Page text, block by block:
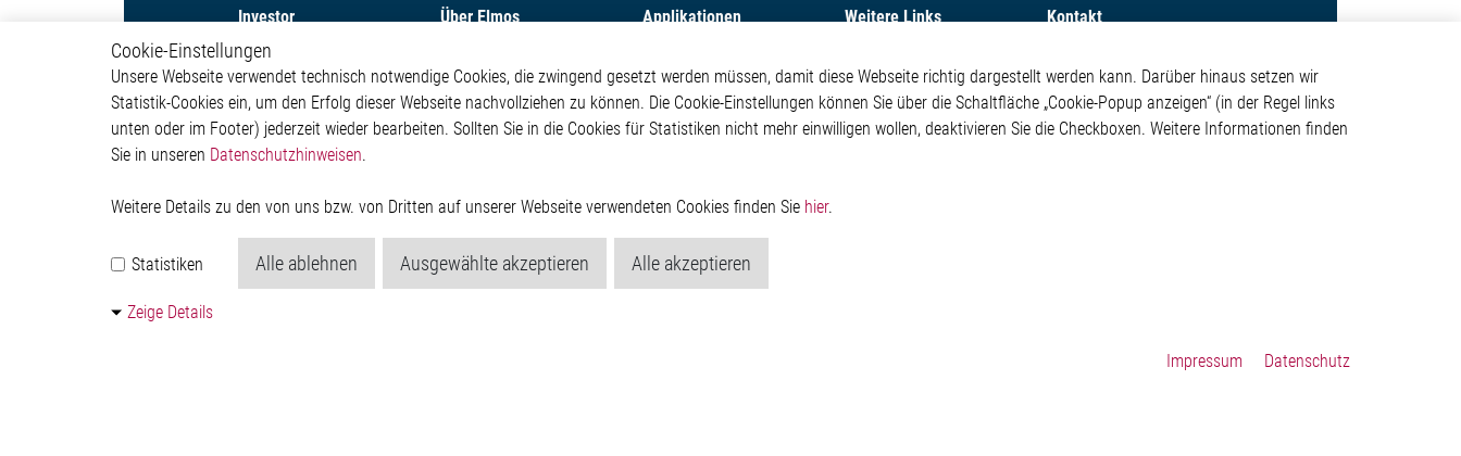
Investor
Capital Markets Day 2026
Aktie
Finanznachrichten
Finanzberichte &
Präsentationen
Regulatorische
Bekanntmachungen
Hauptversammlung
Finanzkalender &
Über Elmos
Investor
Newsroom
Applikationen
Our Solutions
Non-Automotive
Virtueller Messestand
Weitere Links
Kontakt
Hinweisgeberschutzsystem
Rechtliches
Kontakt
Werkstättenstraße 18
51379 Leverkusen
Telefon: +49 (0) 2171 / 40
Cookie-Einstellungen
Unsere Webseite verwendet technisch notwendige Cookies, die zwingend gesetzt werden müssen, damit diese Webseite richtig dargestellt werden kann. Darüber hinaus setzen wir
Statistik-Cookies ein, um den Erfolg dieser Webseite nachvollziehen zu können. Die Cookie-Einstellungen können Sie über die Schaltfläche „Cookie-Popup anzeigen“ (in der Regel links
unten oder im Footer) jederzeit wieder bearbeiten. Sollten Sie in die Cookies für Statistiken nicht mehr einwilligen wollen, deaktivieren Sie die Checkboxen. Weitere Informationen finden
Sie in unseren Datenschutzhinweisen.
Weitere Details zu den von uns bzw. von Dritten auf unserer Webseite verwendeten Cookies finden Sie hier.
Statistiken Alle ablehnen Ausgewählte akzeptieren Alle akzeptieren
Zeige Details
Impressum Datenschutz